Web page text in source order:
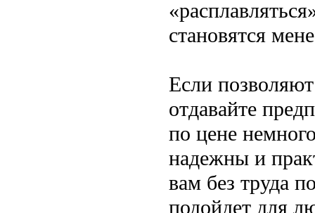
становятся
Если
отдавайте
по цене
надежны и
вам без труда
подойдет для